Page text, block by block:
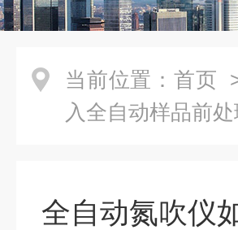
当前位置： 首页
入全自动样品前处
全自动氮吹仪